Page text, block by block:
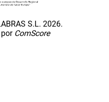
S.L. 2026.
ComScore